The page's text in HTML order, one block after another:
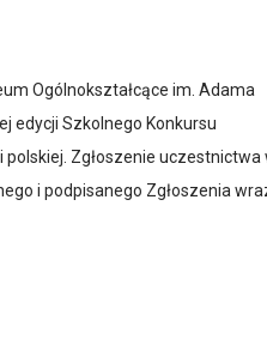
Ogólnokształcące im. Adama
edycji Szkolnego Konkursu
Zgłoszenie uczestnictwa
i podpisanego Zgłoszenia